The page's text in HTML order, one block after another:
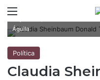
Claudia Sheinbaum y
Águila
Política
Claudia